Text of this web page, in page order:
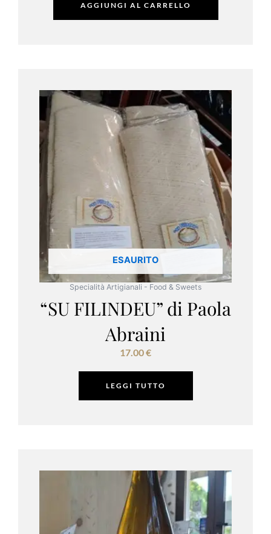
AGGIUNGI AL CARRELLO
ESAURITO
Specialità Artigianali - Food & Sweets
“SU FILINDEU” di Paola
Abraini
17.00€
LEGGI TUTTO